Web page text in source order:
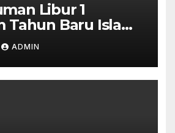
Libur 1
Tahun Baru Islam
ADMIN